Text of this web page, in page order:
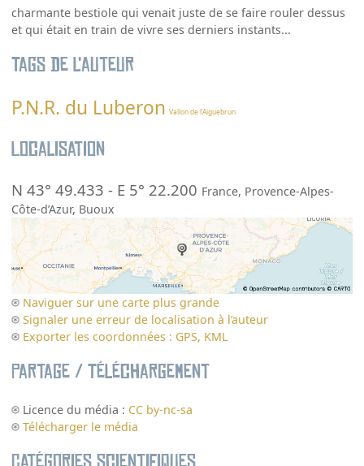
charmante bestiole qui venait juste de se faire rouler dessus
et qui était en train de vivre ses derniers instants...
Tags de l’auteur
P.N.R. du Luberon Vallon de l’Aiguebrun
Localisation
N 43° 49.433 - E 5° 22.200 France, Provence-Alpes-
Côte-d’Azur, Buoux
Naviguer sur une carte plus grande
Signaler une erreur de localisation à l’auteur
Exporter les coordonnées : GPS, KML
Partage / Téléchargement
Licence du média : CC by-nc-sa
Télécharger le média